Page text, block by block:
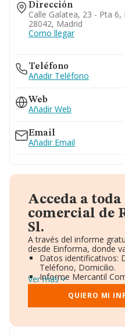
Dirección
Calle Galatea, 23 - Pta 6,
28042, Madrid
Como llegar
Teléfono
Añadir Teléfono
Web
Añadir Web
Email
Añadir Email
Acceda a
comercial de
Sl.
A través del informe
desde Einforma, donde
Datos identificativos:
Teléfono, Domicilio.
Informe Mercantil
Gráficos de Evolución
Consejo de
Directivos y
Ver más
QUIERO MI